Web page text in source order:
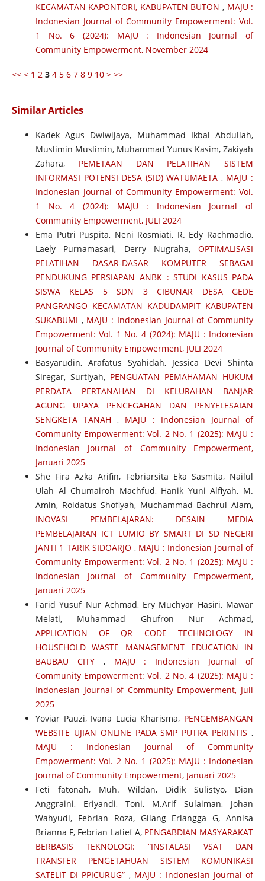
KECAMATAN KAPONTORI, KABUPATEN BUTON , MAJU :
Indonesian Journal of Community Empowerment: Vol.
1 No. 6 (2024): MAJU : Indonesian Journal of
Community Empowerment, November 2024
<< < 1 2 3 4 5 6 7 8 9 10 > >>
Similar Articles
Kadek Agus Dwiwijaya, Muhammad Ikbal Abdullah,
Muslimin Muslimin, Muhammad Yunus Kasim, Zakiyah
Zahara, PEMETAAN DAN PELATIHAN SISTEM
INFORMASI POTENSI DESA (SID) WATUMAETA , MAJU :
Indonesian Journal of Community Empowerment: Vol.
1 No. 4 (2024): MAJU : Indonesian Journal of
Community Empowerment, JULI 2024
Ema Putri Puspita, Neni Rosmiati, R. Edy Rachmadio,
Laely Purnamasari, Derry Nugraha,OPTIMALISASI
PELATIHAN DASAR-DASAR KOMPUTER SEBAGAI
PENDUKUNG PERSIAPAN ANBK : STUDI KASUS PADA
SISWA KELAS 5 SDN 3 CIBUNAR DESA GEDE
PANGRANGO KECAMATAN KADUDAMPIT KABUPATEN
SUKABUMI , MAJU : Indonesian Journal of Community
Empowerment: Vol. 1 No. 4 (2024): MAJU : Indonesian
Journal of Community Empowerment, JULI 2024
Basyarudin, Arafatus Syahidah, Jessica Devi Shinta
Siregar, Surtiyah, PENGUATAN PEMAHAMAN HUKUM
PERDATA PERTANAHAN DI KELURAHAN BANJAR
AGUNG UPAYA PENCEGAHAN DAN PENYELESAIAN
SENGKETA TANAH , MAJU : Indonesian Journal of
Community Empowerment: Vol. 2 No. 1 (2025): MAJU :
Indonesian Journal of Community Empowerment,
Januari 2025
She Fira Azka Arifin, Febriarsita Eka Sasmita, Nailul
Ulah Al Chumairoh Machfud, Hanik Yuni Alfiyah, M.
Amin, Roidatus Shofiyah, Muchammad Bachrul Alam,
INOVASI PEMBELAJARAN: DESAIN MEDIA
PEMBELAJARAN ICT LUMIO BY SMART DI SD NEGERI
JANTI 1 TARIK SIDOARJO , MAJU : Indonesian Journal of
Community Empowerment: Vol. 2 No. 1 (2025): MAJU :
Indonesian Journal of Community Empowerment,
Januari 2025
Farid Yusuf Nur Achmad, Ery Muchyar Hasiri, Mawar
Melati, Muhammad Ghufron Nur Achmad,
APPLICATION OF QR CODE TECHNOLOGY IN
HOUSEHOLD WASTE MANAGEMENT EDUCATION IN
BAUBAU CITY , MAJU : Indonesian Journal of
Community Empowerment: Vol. 2 No. 4 (2025): MAJU :
Indonesian Journal of Community Empowerment, Juli
2025
Yoviar Pauzi, Ivana Lucia Kharisma, PENGEMBANGAN
WEBSITE UJIAN ONLINE PADA SMP PUTRA PERINTIS ,
MAJU : Indonesian Journal of Community
Empowerment: Vol. 2 No. 1 (2025): MAJU : Indonesian
Journal of Community Empowerment, Januari 2025
Feti fatonah, Muh. Wildan, Didik Sulistyo, Dian
Anggraini, Eriyandi, Toni, M.Arif Sulaiman, Johan
Wahyudi, Febrian Roza, Gilang Erlangga G, Annisa
Brianna F, Febrian Latief A, PENGABDIAN MASYARAKAT
BERBASIS TEKNOLOGI: “INSTALASI VSAT DAN
TRANSFER PENGETAHUAN SISTEM KOMUNIKASI
SATELIT DI PPICURUG” , MAJU : Indonesian Journal of